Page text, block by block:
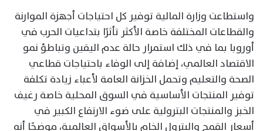
واستطاعت وزارة المالية توفير كل احتياجات أجهزة الموارنة
والقطاعات المختلفة خاصة الأكثر تأثرًا بتداعيات الحرب في
أوروبا بما في ذلك استمرار حالة عدم اليقين وتباطؤ نمو
الاقتصاد العالمي، إضافة إلى الوفاء باحتياجات قطاعي
الصحة والتعليم وتحمل الخزانة العامة لأعباء زيادة تكلفة
توفير المنتجات الأساسية في السوق المحلية خاصة رغيف
الخبز والمنتجات البترولية على ضوء الارتفاع الكبير في
أسعار القمح والبترول الخام بالأسواق العالمية، موضحًا أنه